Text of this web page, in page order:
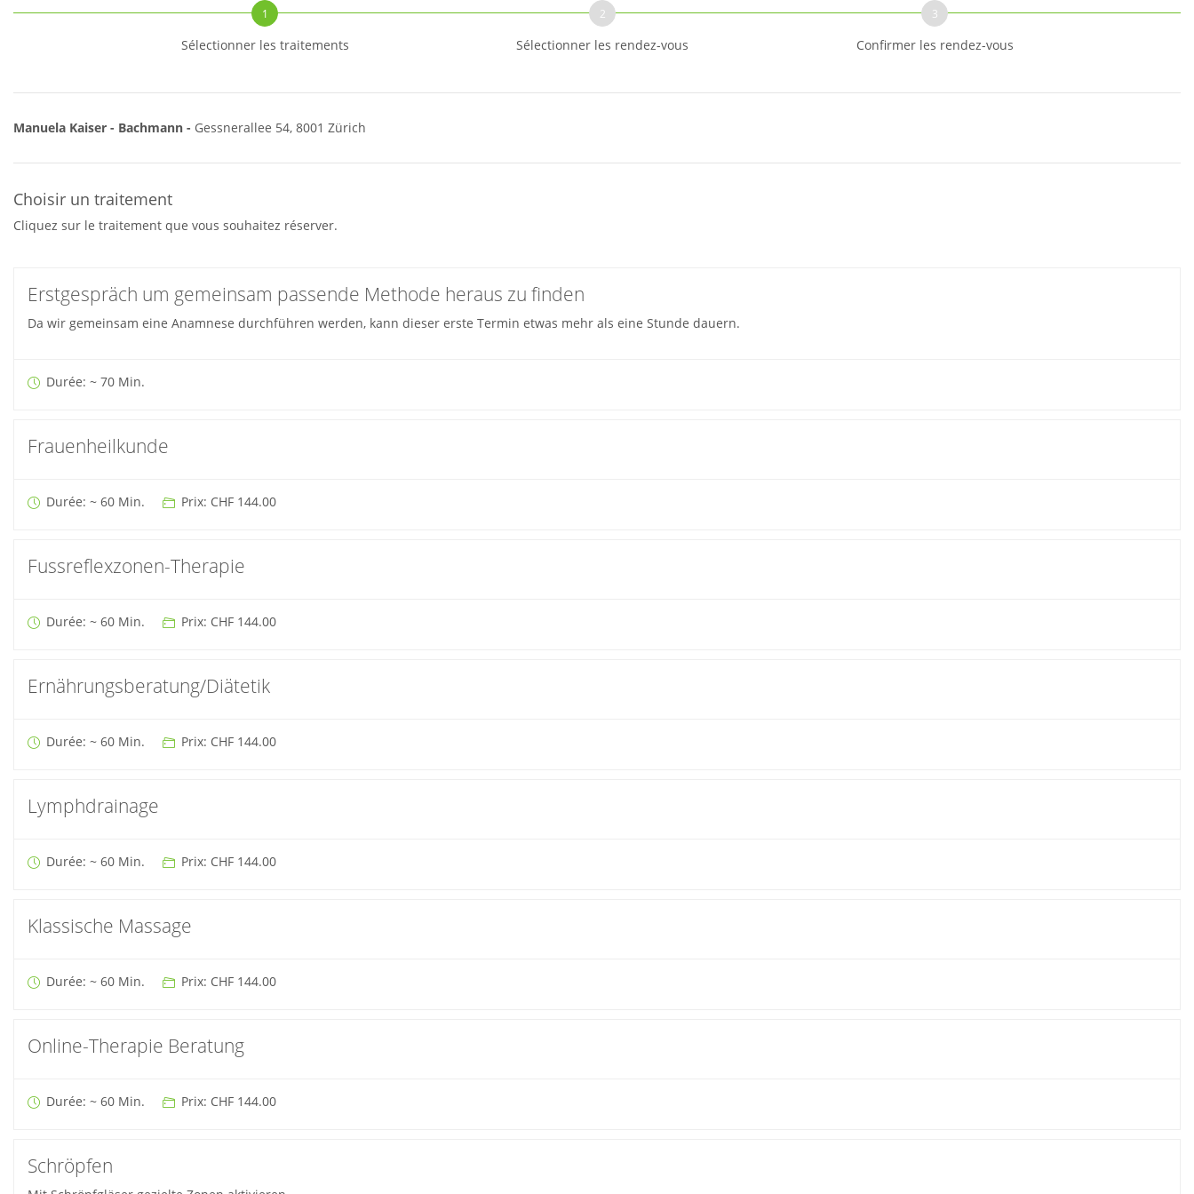
1
Sélectionner les traitements
2
Sélectionner les rendez-vous
3
Confirmer les rendez-vous
Manuela Kaiser - Bachmann - Gessnerallee 54, 8001 Zürich
Choisir un traitement
Cliquez sur le traitement que vous souhaitez réserver.
Erstgespräch um gemeinsam passende Methode heraus zu finden
Da wir gemeinsam eine Anamnese durchführen werden, kann dieser erste Termin etwas mehr als eine Stunde dauern.
Durée: ~ 70 Min.
Frauenheilkunde
Durée: ~ 60 Min. Prix: CHF 144.00
Fussreflexzonen-Therapie
Durée: ~ 60 Min. Prix: CHF 144.00
Ernährungsberatung/Diätetik
Durée: ~ 60 Min. Prix: CHF 144.00
Lymphdrainage
Durée: ~ 60 Min. Prix: CHF 144.00
Klassische Massage
Durée: ~ 60 Min. Prix: CHF 144.00
Online-Therapie Beratung
Durée: ~ 60 Min. Prix: CHF 144.00
Schröpfen